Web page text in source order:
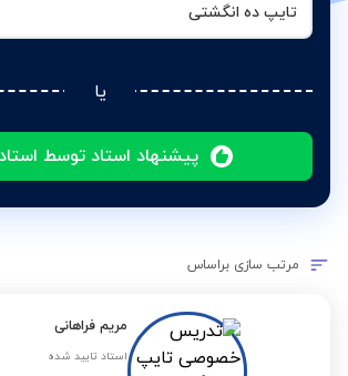
تایپ ده انگشتی
یا
پیشنهاد استاد توسط
مرتب سازی براساس
مریم فراهانی
استاد تایید شده